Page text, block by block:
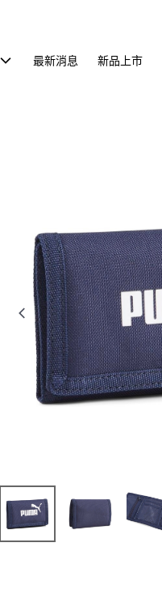
最新消息 新品上市